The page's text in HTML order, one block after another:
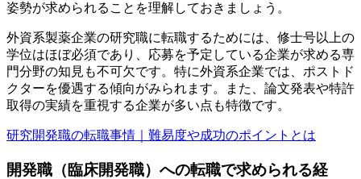
姿勢が求められることを理解しておきましょう。
外資系製薬企業の研究職に転職するためには、修士号以上の
学位はほぼ必須であり、応募を予定している企業が求める専
門分野の知見も不可欠です。特に外資系企業では、ポストド
クターを優遇する傾向がみられます。また、論文発表や特許
取得の実績を重視する企業が多い点も特徴です。
研究開発職の転職事情｜難易度や成功のポイントとは
開発職（臨床開発職）への転職で求められる経